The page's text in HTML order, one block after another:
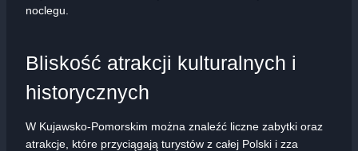
noclegu.
Bliskość atrakcji kulturalnych i
historycznych
W Kujawsko-Pomorskim można znaleźć liczne zabytki oraz
atrakcje, które przyciągają turystów z całej Polski i zza